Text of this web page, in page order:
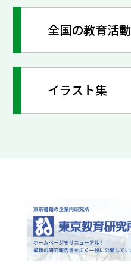
全国の教育活動
イラスト集